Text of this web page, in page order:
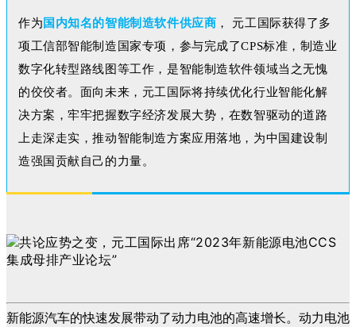
作为国内知名的智能制造软件供应商 ， 元工国际获得了多
项工信部智能制造国家专项，参与完成了CPS标准，制造业
数字化转型路线图等工作，是智能制造软件领域当之无愧
的佼佼者。面向未来，元工国际将持续优化行业智能化解
决方案，牢牢把握数字经济发展大势，在数智驱动的道路
上走深走实，推动智能制造方案应用落地，为中国建设制
造强国贡献自己的力量。
新能源汽车的快速发展带动了动力电池的高速增长。动力电池